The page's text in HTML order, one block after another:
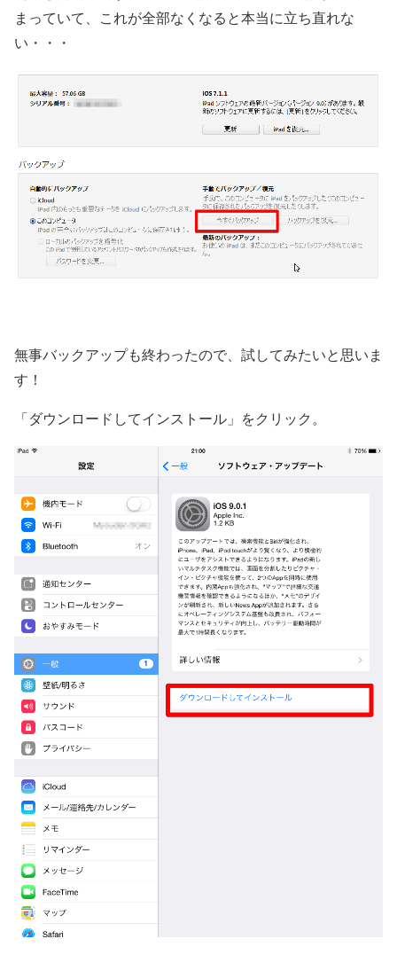
まっていて、これが全部なくなると本当に立ち直れな
い・・・
無事バックアップも終わったので、試してみたいと思いま
す！
「ダウンロードしてインストール」をクリック。